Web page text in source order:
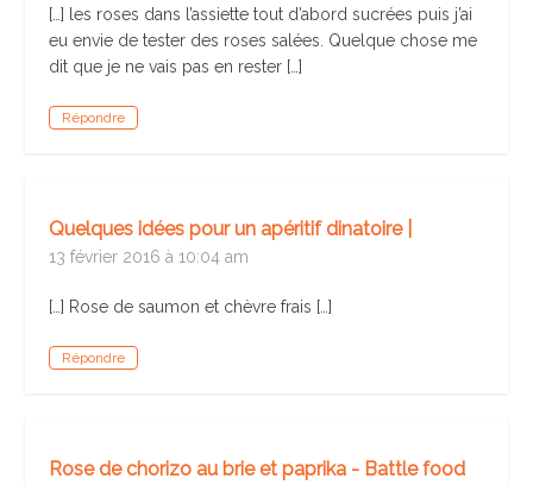
[…] les roses dans l’assiette tout d’abord sucrées puis j’ai
eu envie de tester des roses salées. Quelque chose me
dit que je ne vais pas en rester […]
Répondre
Quelques idées pour un apéritif dinatoire |
13 février 2016 à 10:04 am
[…] Rose de saumon et chèvre frais […]
Répondre
Rose de chorizo au brie et paprika - Battle food